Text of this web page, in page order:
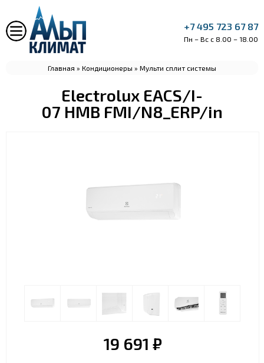
+7 495 723 67 87
Пн – Вс с 8.00 – 18.00
Главная » Кондиционеры » Мульти сплит системы
Electrolux EACS/I-
07 HMB FMI/N8_ERP/in
19 691 ₽